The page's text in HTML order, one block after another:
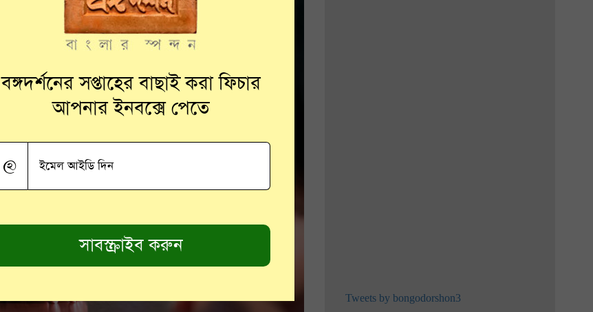
Tweets by bongodorshon3
বঙ্গদর্শনের সপ্তাহের বাছাই করা ফিচার
আপনার ইনবক্সে পেতে
@